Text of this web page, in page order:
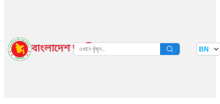
বাংলাদেশ জাতীয় তথ্য বাতায়ন BN